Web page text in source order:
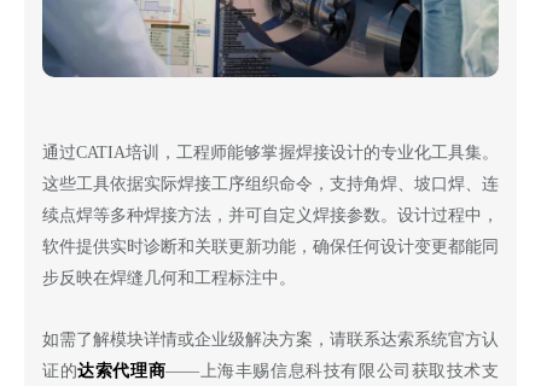
通过CATIA培训，工程师能够掌握焊接设计的专业化工具集。
这些工具依据实际焊接工序组织命令，支持角焊、坡口焊、连
续点焊等多种焊接方法，并可自定义焊接参数。设计过程中，
软件提供实时诊断和关联更新功能，确保任何设计变更都能同
步反映在焊缝几何和工程标注中。
如需了解模块详情或企业级解决方案，请联系达索系统官方认
证的达索代理商——上海丰赐信息科技有限公司获取技术支